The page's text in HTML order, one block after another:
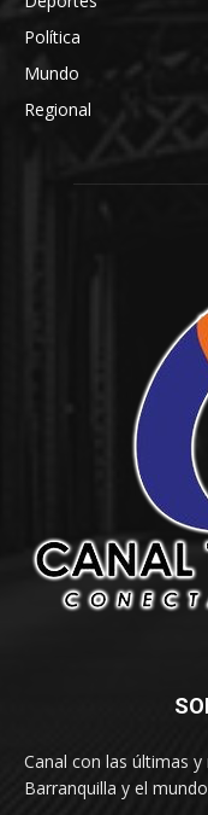
Política
Mundo
Regional
Canal con las últimas
Barranquilla y el